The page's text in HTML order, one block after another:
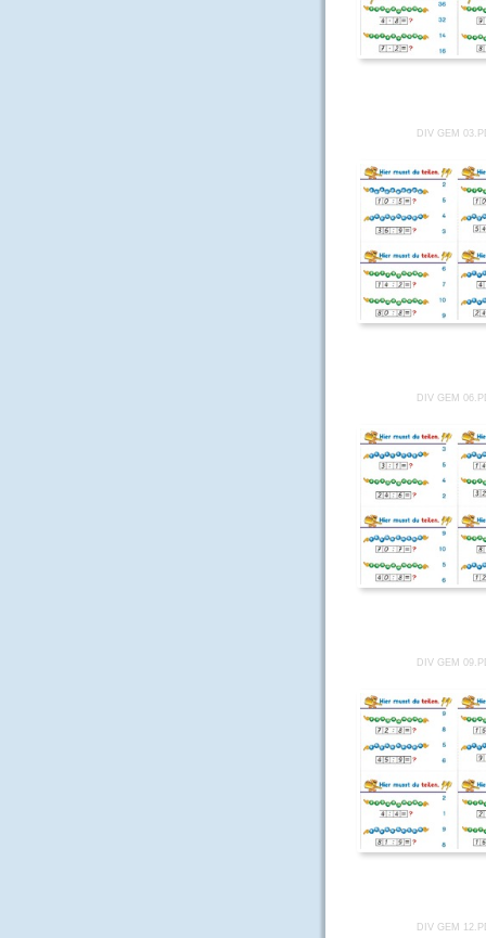
DIV GEM
DIV GEM
DIV GEM
DIV GEM